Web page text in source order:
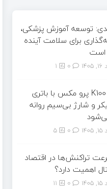
توسعه آموزش پزشکی،
برای سلامت آینده
است
1
ردمی K100 پرو مکس با باتری
و شارژ بی‌سیم روانه
5
تراکنش‌ها در اقتصاد
اهمیت دارد؟
11